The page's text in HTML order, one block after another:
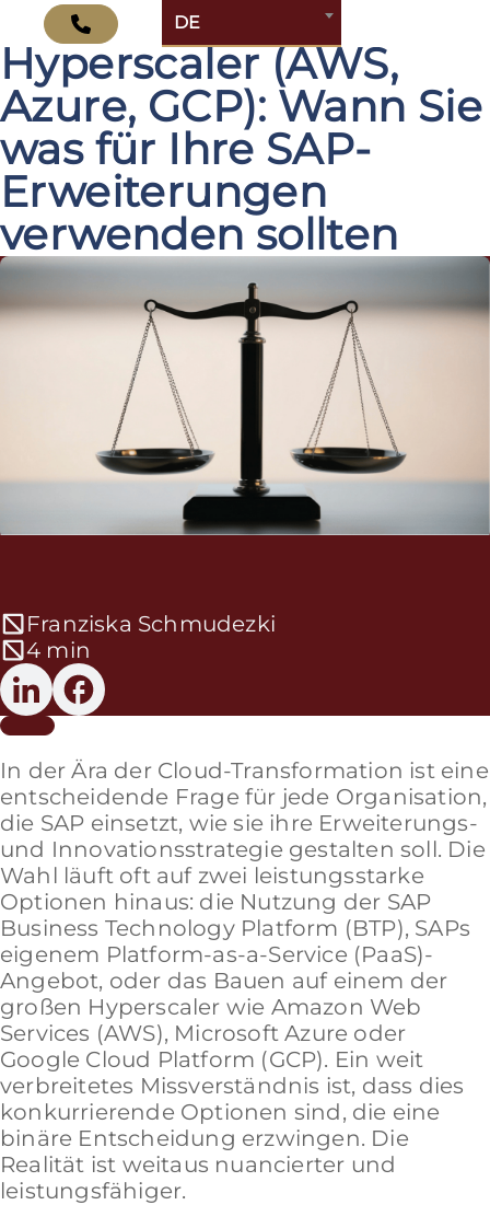
DE
SAP BTP vs.
Hyperscaler (AWS,
Azure, GCP): Wann Sie
was für Ihre SAP-
Erweiterungen
verwenden sollten
Franziska Schmudezki
4 min
In der Ära der Cloud-Transformation ist eine
entscheidende Frage für jede Organisation,
die SAP einsetzt, wie sie ihre Erweiterungs-
und Innovationsstrategie gestalten soll. Die
Wahl läuft oft auf zwei leistungsstarke
Optionen hinaus: die Nutzung der SAP
Business Technology Platform (BTP), SAPs
eigenem Platform-as-a-Service (PaaS)-
Angebot, oder das Bauen auf einem der
großen Hyperscaler wie Amazon Web
Services (AWS), Microsoft Azure oder
Google Cloud Platform (GCP). Ein weit
verbreitetes Missverständnis ist, dass dies
konkurrierende Optionen sind, die eine
binäre Entscheidung erzwingen. Die
Realität ist weitaus nuancierter und
leistungsfähiger.